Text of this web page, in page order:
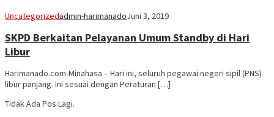
Uncategorizedadmin-harimanadoJuni 3, 2019
SKPD Berkaitan Pelayanan Umum Standby di Hari
Libur
Harimanado.com-Minahasa – Hari ini, seluruh pegawai negeri sipil (PNS)
libur panjang. Ini sesuai dengan Peraturan […]
Tidak Ada Pos Lagi.